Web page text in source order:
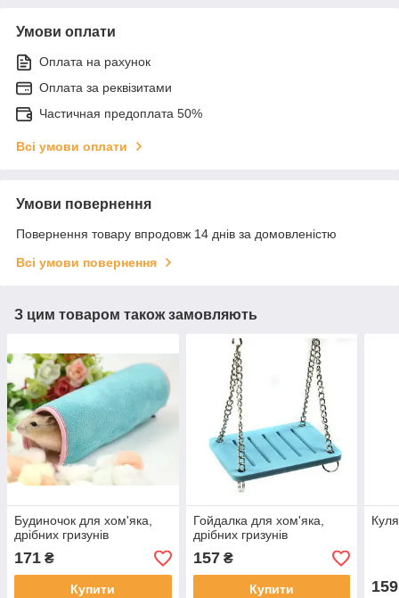
Умови оплати
Оплата на рахунок
Оплата за реквізитами
Частичная предоплата 50%
Всі умови оплати
Умови повернення
Повернення товару впродовж 14 днів за домовленістю
Всі умови повернення
З цим товаром також замовляють
Будиночок для хом'яка,
дрібних гризунів
171 ₴
Купити
Гойдалка для хом'яка,
дрібних гризунів
157₴
Купити 159